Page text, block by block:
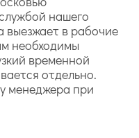
бабушек и
вписывается в
Элегантные и
Доступны в
нашего
в рабочие
необходимы
временной
отдельно.
менеджера при